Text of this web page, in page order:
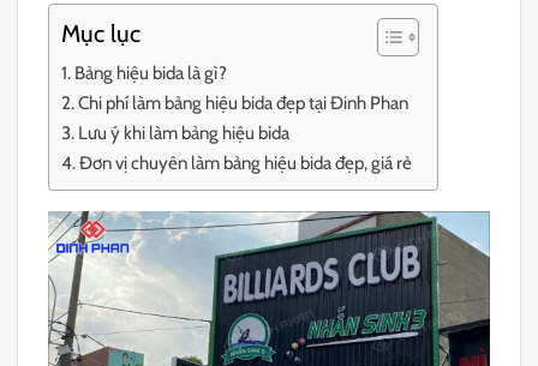
Mục lục
Bảng hiệu bida là gì?
Chi phí làm bảng hiệu bida đẹp tại Đinh Phan
Lưu ý khi làm bảng hiệu bida
Đơn vị chuyên làm bảng hiệu bida đẹp, giá rẻ